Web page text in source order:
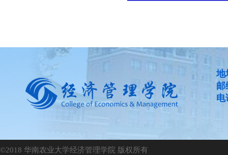
地
邮
电
©2018 华南农业大学经济管理学院 版权所有